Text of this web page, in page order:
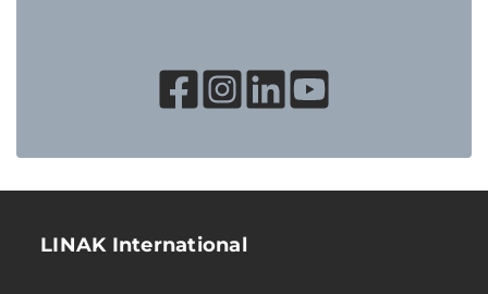
LINAK International